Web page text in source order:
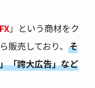
」という商材をク
売しており、 そ
「誇大広告」など